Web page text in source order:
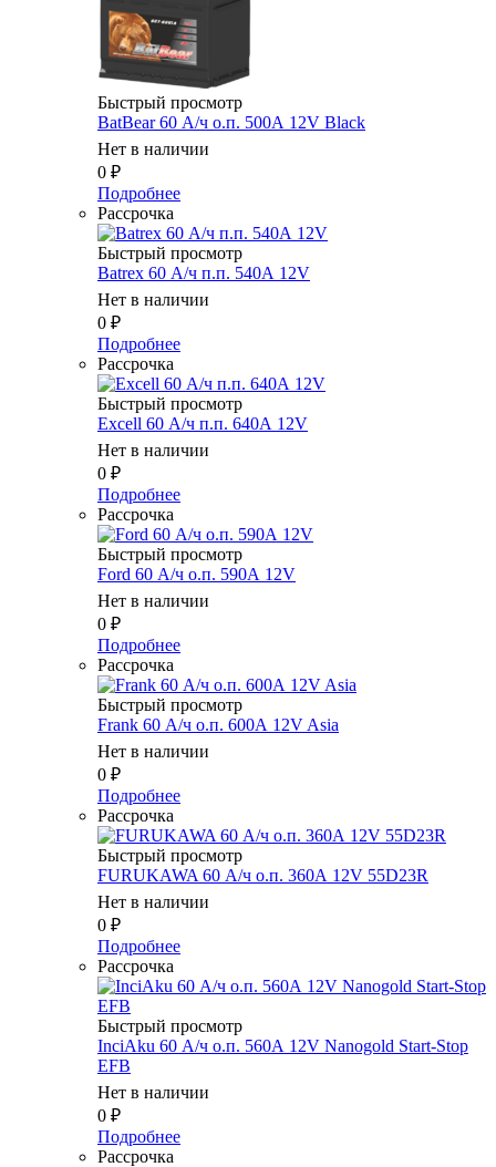
Быстрый просмотр
BatBear 60 А/ч о.п. 500А 12V Black
Нет в наличии
0 ₽
Подробнее
Рассрочка
Быстрый просмотр
Batrex 60 А/ч п.п. 540А 12V
Нет в наличии
0 ₽
Подробнее
Рассрочка
Быстрый просмотр
Excell 60 А/ч п.п. 640А 12V
Нет в наличии
0 ₽
Подробнее
Рассрочка
Быстрый просмотр
Ford 60 А/ч о.п. 590А 12V
Нет в наличии
0 ₽
Подробнее
Рассрочка
Быстрый просмотр
Frank 60 А/ч о.п. 600А 12V Asia
Нет в наличии
0 ₽
Подробнее
Рассрочка
Быстрый просмотр
FURUKAWA 60 А/ч о.п. 360А 12V 55D23R
Нет в наличии
0 ₽
Подробнее
Рассрочка
Быстрый просмотр
InciAku 60 А/ч о.п. 560А 12V Nanogold Start-Stop
EFB
Нет в наличии
0 ₽
Подробнее
Рассрочка